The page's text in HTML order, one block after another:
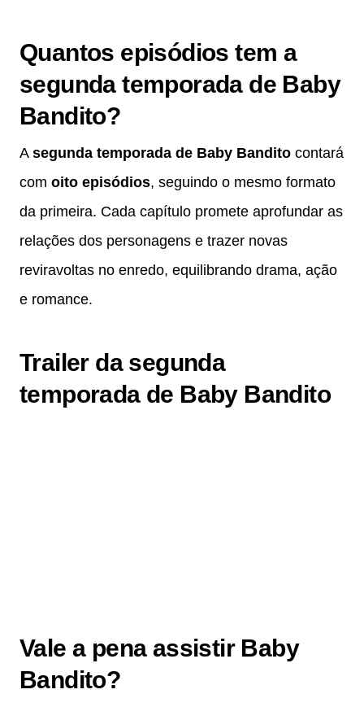
Quantos episódios tem a
segunda temporada de Baby
Bandito?
A segunda temporada de Baby Bandito contará
com oito episódios, seguindo o mesmo formato
da primeira. Cada capítulo promete aprofundar as
relações dos personagens e trazer novas
reviravoltas no enredo, equilibrando drama, ação
e romance.
Trailer da segunda
temporada de Baby Bandito
Vale a pena assistir Baby
Bandito?